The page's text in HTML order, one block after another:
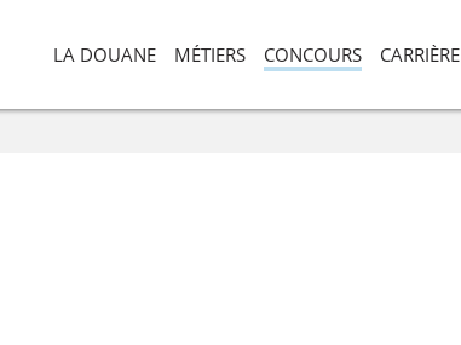
LA DOUANE MÉTIERS CONCOURS CARRIÈRE